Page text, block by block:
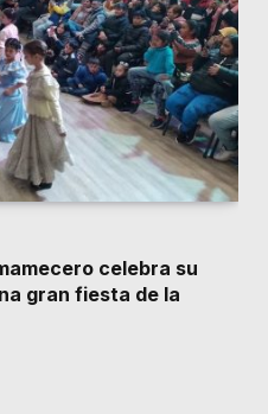
celebra su
gran fiesta de la